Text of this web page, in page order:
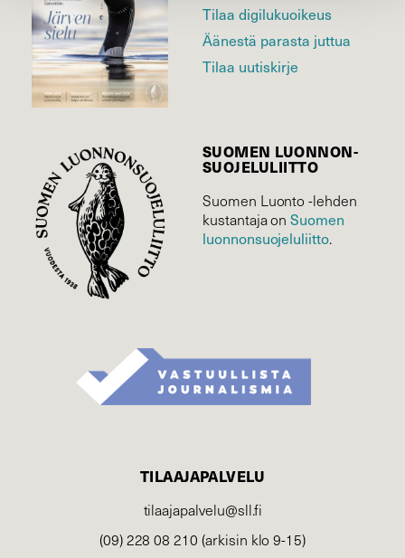
Tilaa digilukuoikeus
Äänestä parasta juttua
Tilaa uutiskirje
SUOMEN LUONNON­
SUOJELU­LIITTO
Suomen Luonto -lehden
kustantaja onSuomen
luonnonsuojelu­liitto.
TILAAJAPALVELU
tilaajapalvelu@sll.fi
(09) 228 08 210 (arkisin klo 9-15)